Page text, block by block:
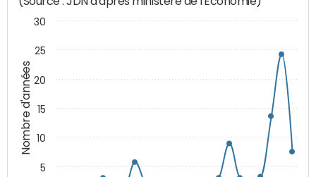
Nombre d'années
5
10
15
20
25
30